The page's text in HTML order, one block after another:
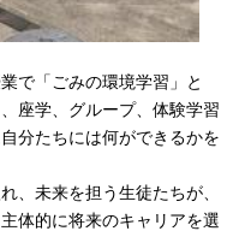
で「ごみの環境学習」と
座学、グループ、体験学習
分たちには何ができるかを
、未来を担う生徒たちが、
体的に将来のキャリアを選